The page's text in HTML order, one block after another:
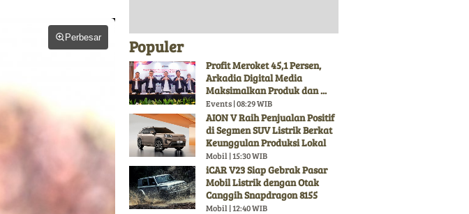
Perbesar Populer
Profit Meroket 45,1 Persen,
Arkadia Digital Media
Maksimalkan Produk dan ...
Events | 08:29 WIB
AION V Raih Penjualan Positif
di Segmen SUV Listrik Berkat
Keunggulan Produksi Lokal
Mobil | 15:30 WIB
iCAR V23 Siap Gebrak Pasar
Mobil Listrik dengan Otak
Canggih Snapdragon 8155
Mobil | 12:40 WIB